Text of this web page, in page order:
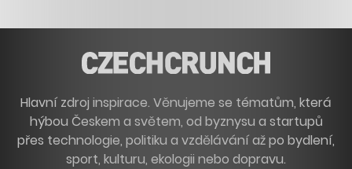
Hlavní zdroj inspirace. Věnujeme se tématům, která
hýbou Českem a světem, od byznysu a startupů
přes technologie, politiku a vzdělávání až po bydlení,
sport, kulturu, ekologii nebo dopravu.